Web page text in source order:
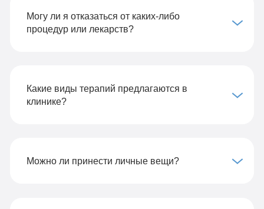
Могу ли я отказаться от каких-либо
процедур или лекарств?
Какие виды терапий предлагаются в
клинике?
Можно ли принести личные вещи?